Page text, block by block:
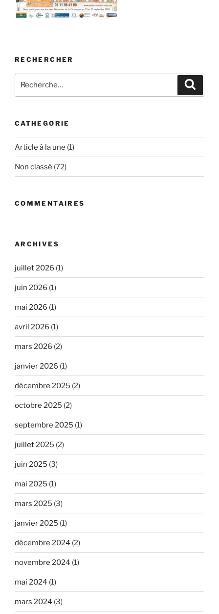
RECHERCHER
pour
CATHEGORIE
Article à la une (1)
Non classé (72)
COMMENTAIRES
ARCHIVES
juillet 2026 (1)
juin 2026 (1)
mai 2026 (1)
avril 2026 (1)
mars 2026 (2)
janvier 2026 (1)
décembre 2025 (2)
octobre 2025 (2)
septembre 2025 (1)
juillet 2025 (2)
juin 2025 (3)
mai 2025 (1)
mars 2025 (3)
janvier 2025 (1)
décembre 2024 (2)
novembre 2024 (1)
mai 2024 (1)
mars 2024 (3)